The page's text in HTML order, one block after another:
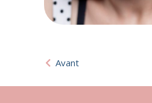
Avant